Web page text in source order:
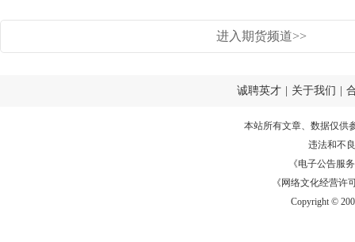
进入期货频道>>
诚聘英才 关于我们
本站所有文章、数据仅供
违法和不
《电子公告服务
《网络文化经营许
Copyright ©